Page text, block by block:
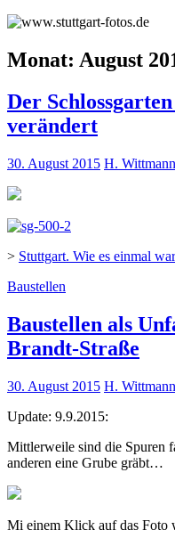
Monat: August
Der
verändert
30. August 2015 H. Wittmann
> Stuttgart. Wie es einmal
Baustellen
Baustellen als
Brandt-Straße
30. August 2015 H. Wittmann
Update: 9.9.2015:
Mittlerweile sind die Spuren
anderen eine Grube gräbt…
Mi einem Klick auf das Foto